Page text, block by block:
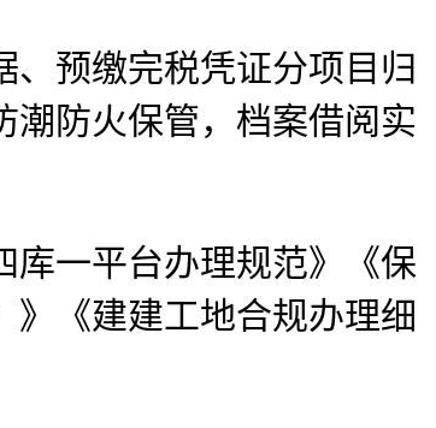
预缴完税凭证分项目归
潮防火保管，档案借阅实
一平台办理规范》《保
》《建建工地合规办理细